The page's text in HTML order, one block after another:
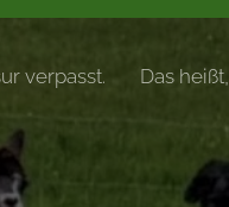
verpasst. 🙂 Das heißt,